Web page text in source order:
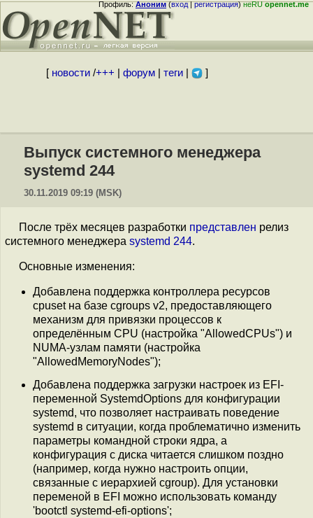
Профиль:Аноним(вход|регистрация)неRUopennet.me
[ новости/+++ форум| теги| ]
Выпуск системного менеджера
systemd 244
30.11.2019 09:19 (MSK)
После трёх месяцев разработки представлен релиз
системного менеджера systemd 244.
Основные изменения:
Добавлена поддержка контроллера ресурсов
cpuset на базе cgroups v2, предоставляющего
механизм для привязки процессов к
определённым CPU (настройка "AllowedCPUs") и
NUMA-узлам памяти (настройка
"AllowedMemoryNodes");
Добавлена поддержка загрузки настроек из EFI-
переменной SystemdOptions для конфигурации
systemd, что позволяет настраивать поведение
systemd в ситуации, когда проблематично изменить
параметры командной строки ядра, а
конфигурация с диска читается слишком поздно
(например, когда нужно настроить опции,
связанные с иерархией cgroup). Для установки
переменой в EFI можно использовать команду
'bootctl systemd-efi-options';